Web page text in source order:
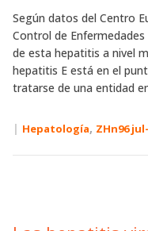
Según datos del Centro
Control de
de esta hepatitis a nivel
hepatitis E está en el
tratarse de una entidad
| Hepatología, ZHn96